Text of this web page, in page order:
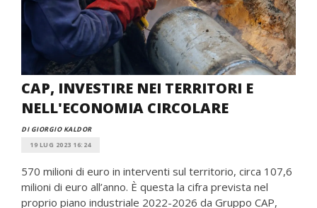
CAP, INVESTIRE NEI TERRITORI E
NELL'ECONOMIA CIRCOLARE
DI GIORGIO KALDOR
19 LUG 2023 16:24
570 milioni di euro in interventi sul territorio, circa 107,6
milioni di euro all’anno. È questa la cifra prevista nel
proprio piano industriale 2022-2026 da Gruppo CAP,